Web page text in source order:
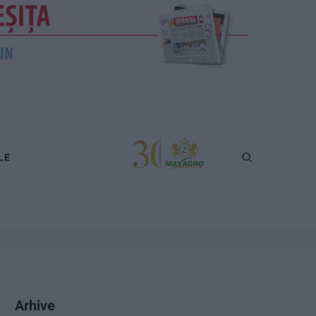
Arhive